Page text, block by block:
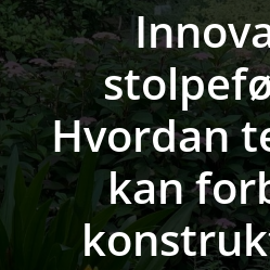
Hvordan
kan